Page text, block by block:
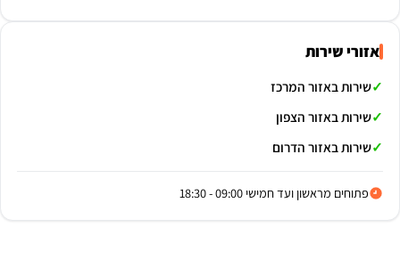
אזורי שירות
שירות באזור המרכז
שירות באזור הצפון
שירות באזור הדרום
פתוחים מראשון ועד חמישי 09:00 - 18:30